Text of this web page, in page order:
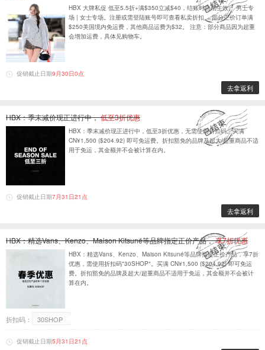
HBX 大牌私促 低至5.5折+满$350立减$40，结账时自动生效。​ 男士专
场 | 女士专场。注册或需登陆账号即可查看私卖折扣。 部分正价订单满
$250美国境内免运费，其他商品运费为$32。 注意：部分商品因为超重
会增加运费，具体见购物车。
促销截止日期9月30日0点
去拿返利
HBX：季末减价现正进行中，低至3折优惠
HBX：季末减价现正进行中，低至3折优惠，无需使用折扣码。买满
CN¥1,500 ($204.92) 即可免运费。折扣豁免的品牌及超大/超重商品不适
用于免运，其金额并不会被计算在内。
促销截止日期7月31日21点
去拿返利
HBX：精选Vans、Kenzo、Maison Kitsuné等品牌指定正价产品，享7折优惠
HBX：精选Vans、Kenzo、Maison Kitsuné等品牌指定正价产品，享7折
优惠，需使用折扣码"30SHOP"。买满 CN¥1,500 ($204.92) 即可免运
费。折扣豁免的品牌及超大/超重商品不适用于免运，其金额并不会被计
算在内。
折扣码： 30SHOP
促销截止日期5月31日21点